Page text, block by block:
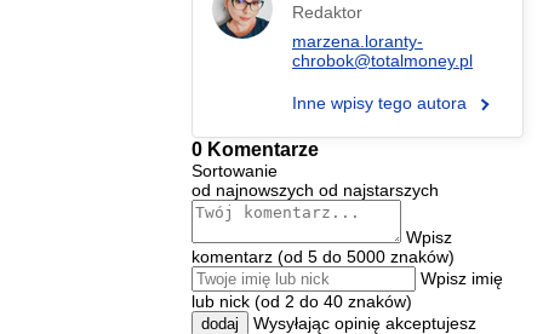
Redaktor
marzena.loranty-
chrobok@totalmoney.pl
Inne wpisy tego autora
0 Komentarze
Sortowanie
od najnowszych od najstarszych
Wpisz
komentarz (od 5 do 5000 znaków)
Wpisz imię
lub nick (od 2 do 40 znaków)
dodaj
Wysyłając opinię akceptujesz